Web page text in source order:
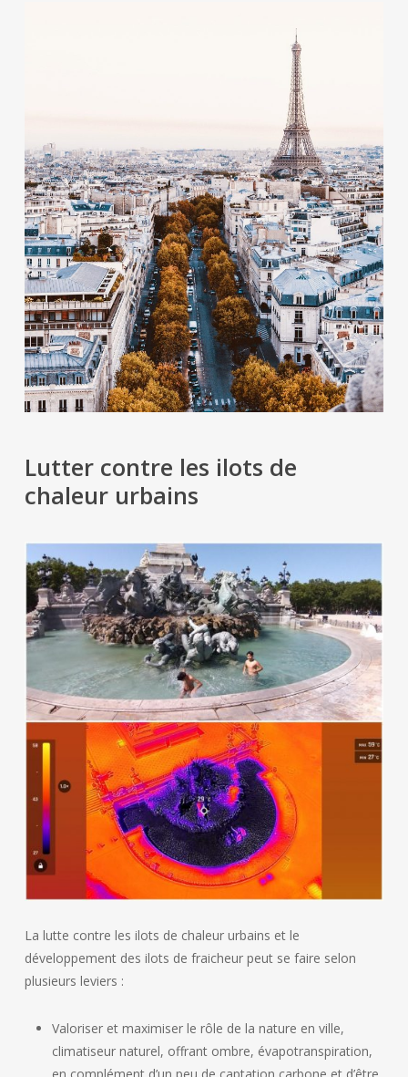
Lutter contre les ilots de
chaleur urbains
La lutte contre les ilots de chaleur urbains et le
développement des ilots de fraicheur peut se faire selon
plusieurs leviers :
Valoriser et maximiser le rôle de la nature en ville,
climatiseur naturel, offrant ombre, évapotranspiration,